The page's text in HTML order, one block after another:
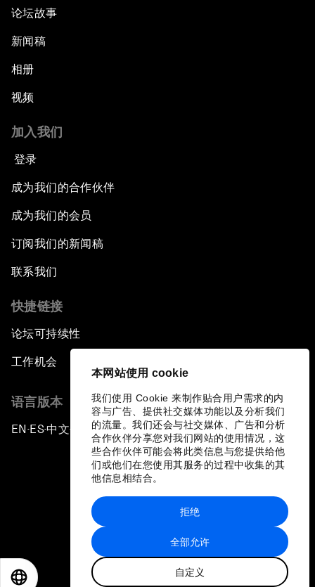
本网站使用 cookie
我们使用 Cookie 来制作贴合用户需求的内
容与广告、提供社交媒体功能以及分析我们
的流量。我们还会与社交媒体、广告和分析
合作伙伴分享您对我们网站的使用情况，这
些合作伙伴可能会将此类信息与您提供给他
们或他们在您使用其服务的过程中收集的其
他信息相结合。
全部允许
自定义
拒绝
论坛故事
新闻稿
相册
视频
加入我们
登录
成为我们的合作伙伴
成为我们的会员
订阅我们的新闻稿
联系我们
快捷链接
论坛可持续性
工作机会
语言版本
EN ▪ES▪中文▪ 日本語
站点地图
世界经济论坛